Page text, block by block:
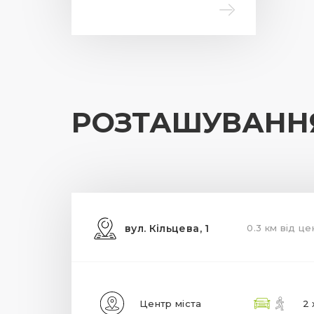
вул. Кільцева, 1 0.3 км від
Центр міста 2